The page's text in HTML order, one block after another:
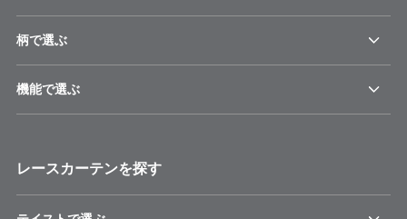
柄で選ぶ
機能で選ぶ
レースカーテンを探す